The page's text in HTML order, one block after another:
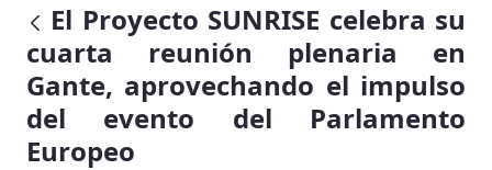
El Proyecto SUNRISE celebra su
cuarta reunión plenaria en
Gante, aprovechando el impulso
del evento del Parlamento
Europeo